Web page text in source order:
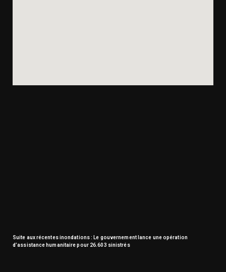
Suite aux récentes inondations : Le gouvernement lance une opération
d’assistance humanitaire pour 26.603 sinistrés